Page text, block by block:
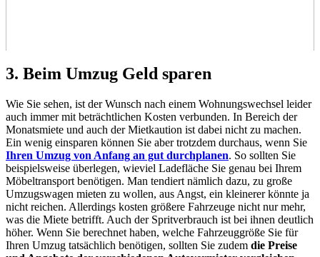
3. Beim Umzug Geld sparen
Wie Sie sehen, ist der Wunsch nach einem Wohnungswechsel leider
auch immer mit beträchtlichen Kosten verbunden. In Bereich der
Monatsmiete und auch der Mietkaution ist dabei nicht zu machen.
Ein wenig einsparen können Sie aber trotzdem durchaus, wenn Sie
Ihren Umzug von Anfang an gut durchplanen. So sollten Sie
beispielsweise überlegen, wieviel Ladefläche Sie genau bei Ihrem
Möbeltransport benötigen. Man tendiert nämlich dazu, zu große
Umzugswagen mieten zu wollen, aus Angst, ein kleinerer könnte ja
nicht reichen. Allerdings kosten größere Fahrzeuge nicht nur mehr,
was die Miete betrifft. Auch der Spritverbrauch ist bei ihnen deutlich
höher. Wenn Sie berechnet haben, welche Fahrzeuggröße Sie für
Ihren Umzug tatsächlich benötigen, sollten Sie zudem die Preise